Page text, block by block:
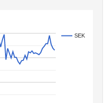
SEK